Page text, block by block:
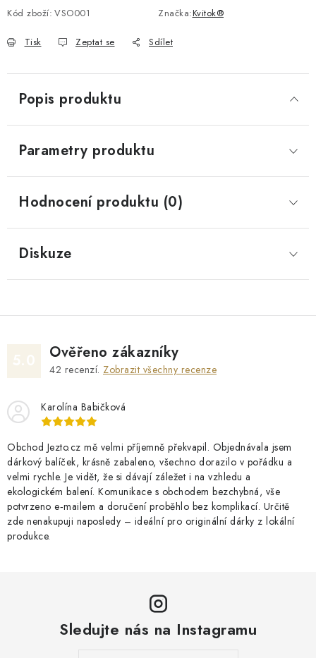
Kód zboží: VSO001 Značka:Kvitok®
Tisk Zeptat se Sdílet
Popis produktu
Parametry produktu
Hodnocení produktu (0)
Diskuze
Ověřeno zákazníky
42 recenzí. Zobrazit všechny recenze
Karolína Babičková
Obchod Jezto.cz mě velmi příjemně překvapil. Objednávala jsem
dárkový balíček, krásně zabaleno, všechno dorazilo v pořádku a
velmi rychle. Je vidět, že si dávají záležet i na vzhledu a
ekologickém balení. Komunikace s obchodem bezchybná, vše
potvrzeno e‑mailem a doručení proběhlo bez komplikací. Určitě
zde nenakupuji naposledy – ideální pro originální dárky z lokální
produkce.
Sledujte nás na Instagramu